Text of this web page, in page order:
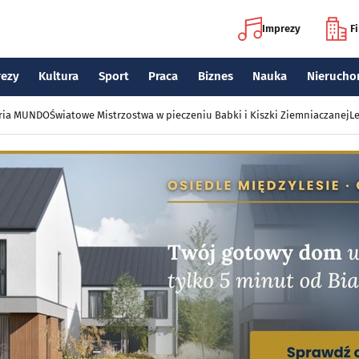
Imprezy
Kultura Sport Praca Biznes Nauka
MUNDOŚwiatowe Mistrzostwa w pieczeniu Babki i Kiszki Ziemniaczanej